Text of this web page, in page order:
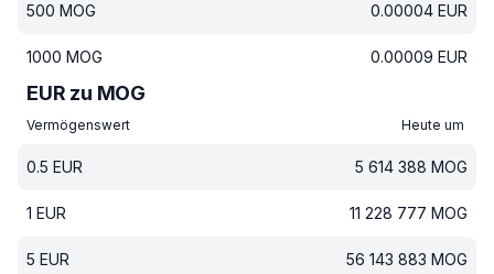
500 MOG 0.00004 EUR
1000 MOG 0.00009 EUR
EUR zu MOG
Vermögenswert Heute um
0.5 EUR 5 614 388 MOG
1 EUR 11 228 777 MOG
5 EUR 56 143 883 MOG